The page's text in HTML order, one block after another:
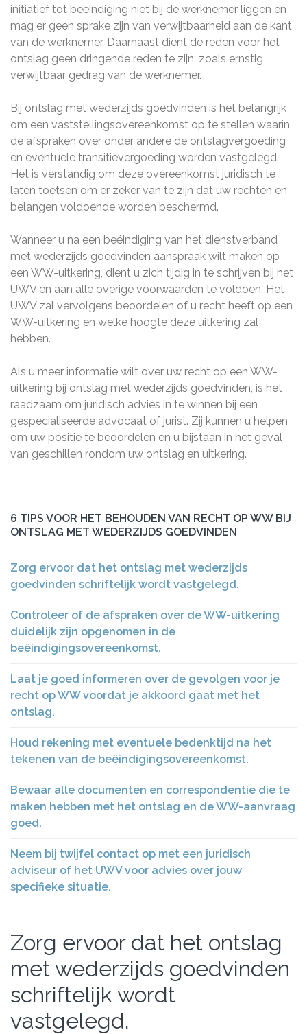
initiatief tot beëindiging niet bij de werknemer liggen en
mag er geen sprake zijn van verwijtbaarheid aan de kant
van de werknemer. Daarnaast dient de reden voor het
ontslag geen dringende reden te zijn, zoals ernstig
verwijtbaar gedrag van de werknemer.
Bij ontslag met wederzijds goedvinden is het belangrijk
om een vaststellingsovereenkomst op te stellen waarin
de afspraken over onder andere de ontslagvergoeding
en eventuele transitievergoeding worden vastgelegd.
Het is verstandig om deze overeenkomst juridisch te
laten toetsen om er zeker van te zijn dat uw rechten en
belangen voldoende worden beschermd.
Wanneer u na een beëindiging van het dienstverband
met wederzijds goedvinden aanspraak wilt maken op
een WW-uitkering, dient u zich tijdig in te schrijven bij het
UWV en aan alle overige voorwaarden te voldoen. Het
UWV zal vervolgens beoordelen of u recht heeft op een
WW-uitkering en welke hoogte deze uitkering zal
hebben.
Als u meer informatie wilt over uw recht op een WW-
uitkering bij ontslag met wederzijds goedvinden, is het
raadzaam om juridisch advies in te winnen bij een
gespecialiseerde advocaat of jurist. Zij kunnen u helpen
om uw positie te beoordelen en u bijstaan in het geval
van geschillen rondom uw ontslag en uitkering.
6 TIPS VOOR HET BEHOUDEN VAN RECHT OP WW BIJ
ONTSLAG MET WEDERZIJDS GOEDVINDEN
Zorg ervoor dat het ontslag met wederzijds
goedvinden schriftelijk wordt vastgelegd.
Controleer of de afspraken over de WW-uitkering
duidelijk zijn opgenomen in de
beëindigingsovereenkomst.
Laat je goed informeren over de gevolgen voor je
recht op WW voordat je akkoord gaat met het
ontslag.
Houd rekening met eventuele bedenktijd na het
tekenen van de beëindigingsovereenkomst.
Bewaar alle documenten en correspondentie die te
maken hebben met het ontslag en de WW-aanvraag
goed.
Neem bij twijfel contact op met een juridisch
adviseur of het UWV voor advies over jouw
specifieke situatie.
Zorg ervoor dat het ontslag
met wederzijds goedvinden
schriftelijk wordt
vastgelegd.